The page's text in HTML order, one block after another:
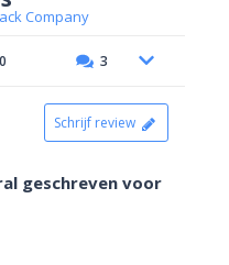
Company
3
Schrijf review
geschreven voor